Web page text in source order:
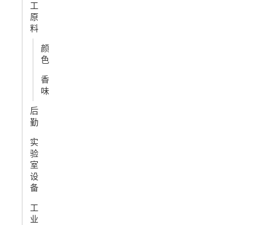
工
原
料
颜
色
香
味
后
勤
实
验
室
设
备
工
业